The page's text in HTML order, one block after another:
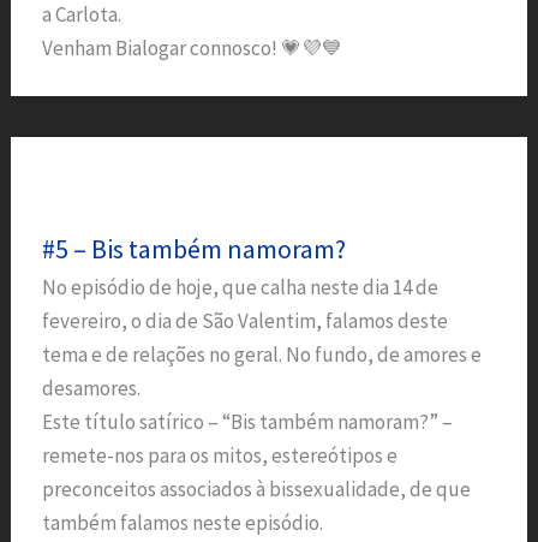
a Carlota.
Venham Bialogar connosco! 💗💜💙
#5 – Bis também namoram?
No episódio de hoje, que calha neste dia 14 de
fevereiro, o dia de São Valentim, falamos deste
tema e de relações no geral. No fundo, de amores e
desamores.
Este título satírico – “Bis também namoram?” –
remete-nos para os mitos, estereótipos e
preconceitos associados à bissexualidade, de que
também falamos neste episódio.